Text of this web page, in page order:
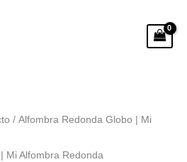
/ Alfombra Redonda Globo | Mi
Mi Alfombra Redonda